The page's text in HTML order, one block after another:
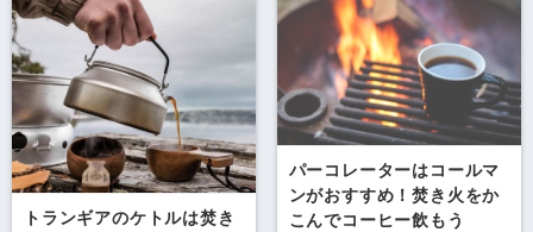
トランギアのケトルは焚き
パーコレーターはコールマ
ンがおすすめ！焚き火をか
こんでコーヒー飲もう